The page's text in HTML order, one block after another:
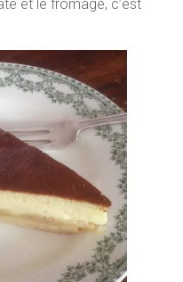
et le fromage, c’est